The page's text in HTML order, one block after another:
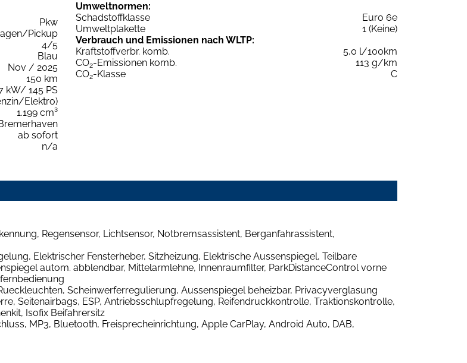
Pkw
Pickup
4/5
Blau
Nov / 2025
150 km
kW/ 145 PS
Elektro)
1.199 cm³
ab sofort
n/a
Umweltnormen:
Schadstoffklasse
Euro 6e
Umweltplakette
1 (Keine)
Verbrauch und Emissionen nach WLTP:
Kraftstoffverbr. komb.
5,0 l/100km
CO2-Emissionen komb.
113 g/km
CO2-Klasse C
Regensensor, Lichtsensor, Notbremsassistent, Berganfahrassistent,
Elektrischer Fensterheber, Sitzheizung, Elektrische Aussenspiegel, Teilbare
autom. abblendbar, Mittelarmlehne, Innenraumfilter, ParkDistanceControl vorne
Scheinwerferregulierung, Aussenspiegel beheizbar, Privacyverglasung
Seitenairbags, ESP, Antriebsschlupfregelung, Reifendruckkontrolle, Traktionskontrolle,
Isofix Beifahrersitz
MP3, Bluetooth, Freisprecheinrichtung, Apple CarPlay, Android Auto, DAB,